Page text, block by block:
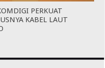
PERKUAT
KABEL LAUT